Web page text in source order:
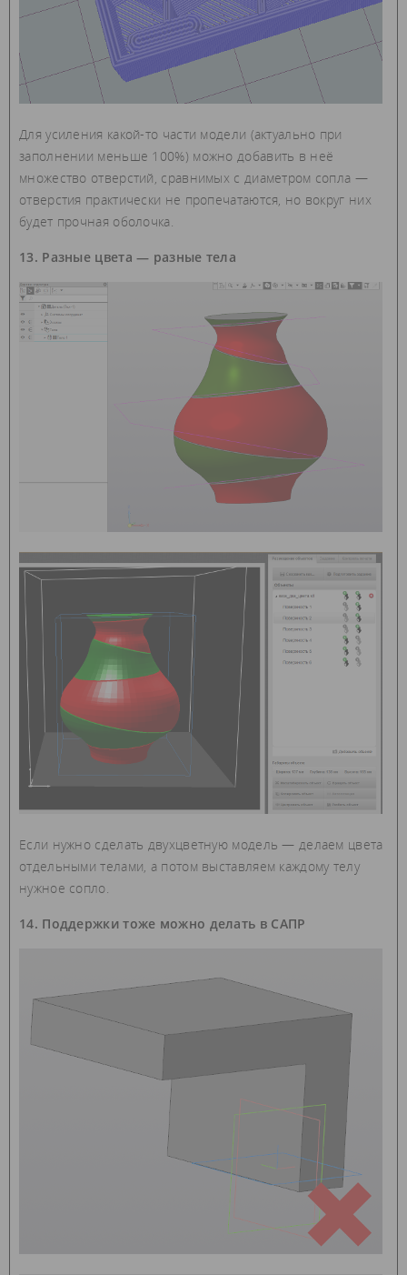
Для усиления какой-то части модели (актуально при
заполнении меньше 100%) можно добавить в неё
множество отверстий, сравнимых с диаметром сопла —
отверстия практически не пропечатаются, но вокруг них
будет прочная оболочка.
13. Разные цвета — разные тела
Если нужно сделать двухцветную модель — делаем цвета
отдельными телами, а потом выставляем каждому телу
нужное сопло.
14. Поддержки тоже можно делать в САПР